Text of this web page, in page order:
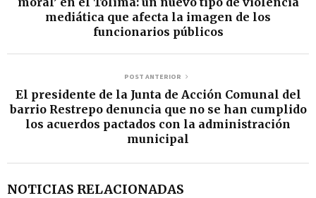
mediática que afecta la imagen de los
funcionarios públicos
POST ANTERIOR
El presidente de la Junta de Acción Comunal del
barrio Restrepo denuncia que no se han cumplido
los acuerdos pactados con la administración
municipal
NOTICIAS RELACIONADAS